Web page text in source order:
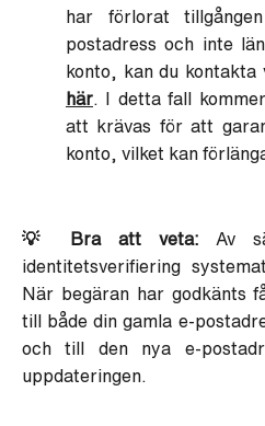
har förlorat
postadress och inte
konto, kan du
här . I detta fall
att krävas för att
konto, vilket kan
💡 Bra att veta: Av
identitetsverifiering
När begäran har godkänts
till både din gamla e-
och till den nya e-
uppdateringen.